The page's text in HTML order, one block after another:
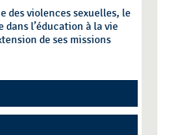
des violences sexuelles, le
dans l’éducation à la vie
de ses missions